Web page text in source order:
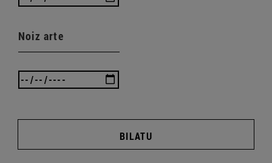
Noiz arte
BILATU